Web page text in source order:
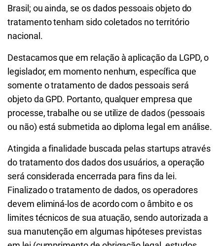
Brasil; ou ainda, se os dados pessoais objeto do
tratamento tenham sido coletados no território
nacional.
Destacamos que em relação à aplicação da LGPD, o
legislador, em momento nenhum, específica que
somente o tratamento de dados pessoais será
objeto da GPD. Portanto, qualquer empresa que
processe, trabalhe ou se utilize de dados (pessoais
ou não) está submetida ao diploma legal em análise.
Atingida a finalidade buscada pelas startups através
do tratamento dos dados dos usuários, a operação
será considerada encerrada para fins da lei.
Finalizado o tratamento de dados, os operadores
devem eliminá-los de acordo com o âmbito e os
limites técnicos de sua atuação, sendo autorizada a
sua manutenção em algumas hipóteses previstas